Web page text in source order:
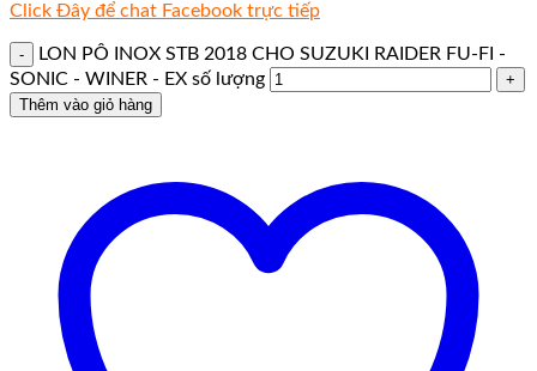
Click Đây để chat Facebook trực tiếp
LON PÔ INOX STB 2018 CHO SUZUKI RAIDER FU-FI -
SONIC - WINER - EX số lượng
Thêm vào giỏ hàng